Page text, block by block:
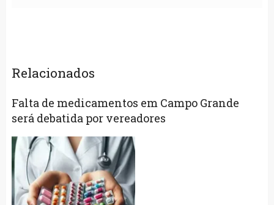
Relacionados
Falta de medicamentos em Campo Grande
será debatida por vereadores